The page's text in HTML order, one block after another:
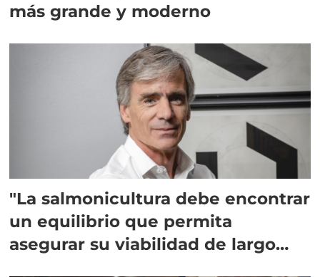
más grande y moderno
"La salmonicultura debe encontrar
un equilibrio que permita
asegurar su viabilidad de largo